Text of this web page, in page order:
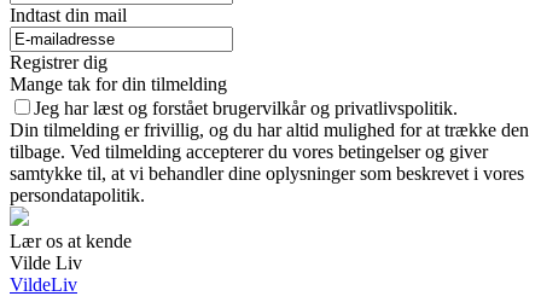
Indtast din mail
Registrer dig
Mange tak for din tilmelding
Jeg har læst og forstået brugervilkår og privatlivspolitik.
Din tilmelding er frivillig, og du har altid mulighed for at trække den
tilbage. Ved tilmelding accepterer du vores betingelser og giver
samtykke til, at vi behandler dine oplysninger som beskrevet i vores
persondatapolitik.
Lær os at kende
Vilde Liv
VildeLiv